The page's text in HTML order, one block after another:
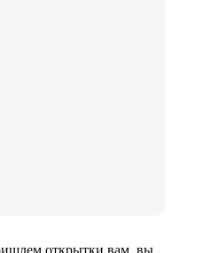
открытки вам, вы